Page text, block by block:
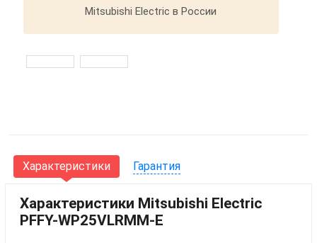
Mitsubishi Electric в России
Характеристики Гарантия
Характеристики Mitsubishi Electric
PFFY-WP25VLRMM-E